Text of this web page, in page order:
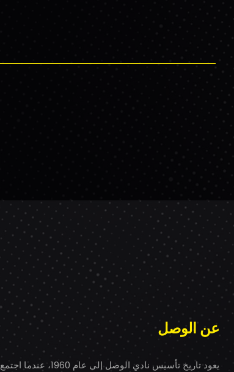
عن الوصل
يعود تاريخ تأسيس نادي الوصل إلى عام 1960، عندما اجتمع